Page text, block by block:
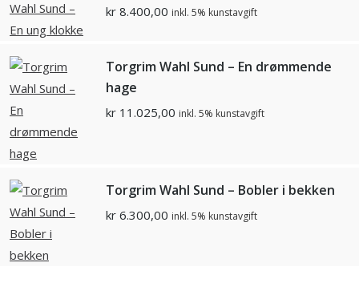
kr 8.400,00 inkl. 5% kunstavgift
Torgrim Wahl Sund – En drømmende
hage
kr 11.025,00 inkl. 5% kunstavgift
Torgrim Wahl Sund – Bobler i bekken
kr 6.300,00 inkl. 5% kunstavgift